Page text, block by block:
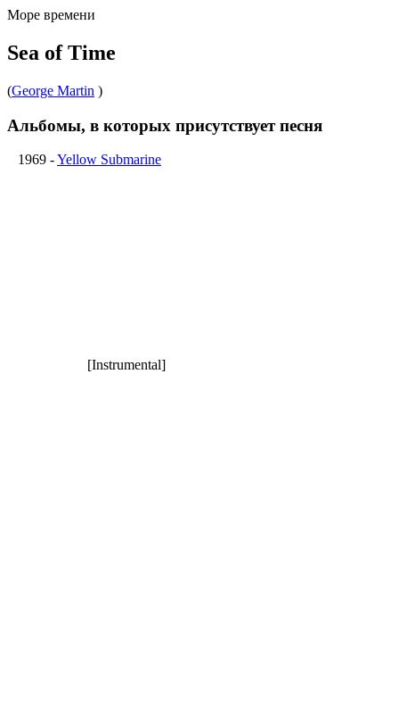
Море времени
Sea of Time
(George Martin )
Альбомы, в которых присутствует песня
1969 -Yellow Submarine
[Instrumental]